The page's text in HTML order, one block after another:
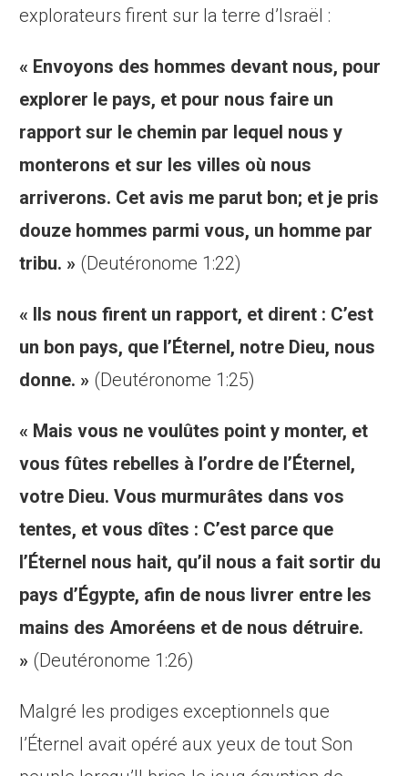
explorateurs firent sur la terre d’Israël :
« Envoyons des hommes devant nous, pour
explorer le pays, et pour nous faire un
rapport sur le chemin par lequel nous y
monterons et sur les villes où nous
arriverons. Cet avis me parut bon; et je pris
douze hommes parmi vous, un homme par
tribu. » (Deutéronome 1:22)
« Ils nous firent un rapport, et dirent : C’est
un bon pays, que l’Éternel, notre Dieu, nous
donne. » (Deutéronome 1:25)
« Mais vous ne voulûtes point y monter, et
vous fûtes rebelles à l’ordre de l’Éternel,
votre Dieu. Vous murmurâtes dans vos
tentes, et vous dîtes : C’est parce que
l’Éternel nous hait, qu’il nous a fait sortir du
pays d’Égypte, afin de nous livrer entre les
mains des Amoréens et de nous détruire.
» (Deutéronome 1:26)
Malgré les prodiges exceptionnels que
l’Éternel avait opéré aux yeux de tout Son